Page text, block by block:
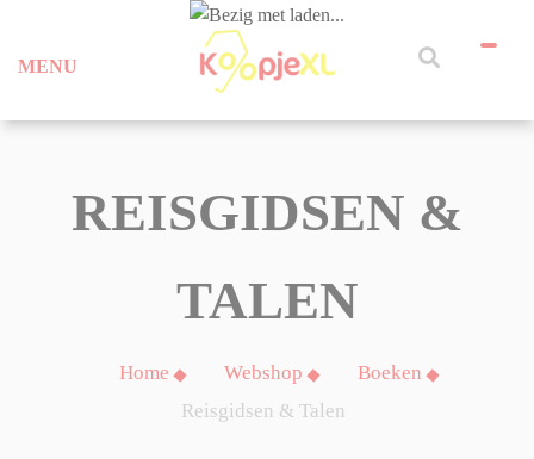
MENU
REISGIDSEN &
TALEN
Home Webshop
Boeken
Reisgidsen & Talen